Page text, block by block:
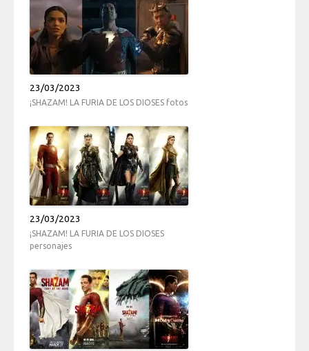
23/03/2023
¡SHAZAM! LA FURIA DE LOS DIOSES fotos
23/03/2023
¡SHAZAM! LA FURIA DE LOS DIOSES
personajes